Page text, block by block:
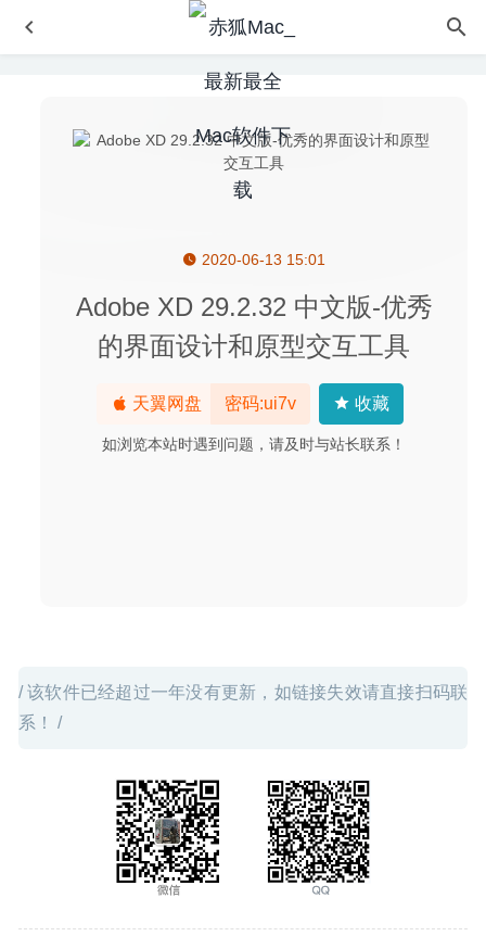
2020-06-13 15:01
Adobe XD 29.2.32 中文版-优秀
的界面设计和原型交互工具
天翼网盘 密码:ui7v 收藏
如浏览本站时遇到问题，请及时与站长联系！
/ 该软件已经超过一年没有更新，如链接失效请直接扫码联
系！ /
Audio Playr 2.3.1 – 简单易用的Mac视频播放器
Planner 5D 4.2.30 for Mac中文版-易于使用的2D/3D室内设
计工具
Adware Zap Pro 2.7.6.3 中文版-浏览器恶意广告清理及重
1Password 7.9.4 中文版-功能强大的密码管理工具